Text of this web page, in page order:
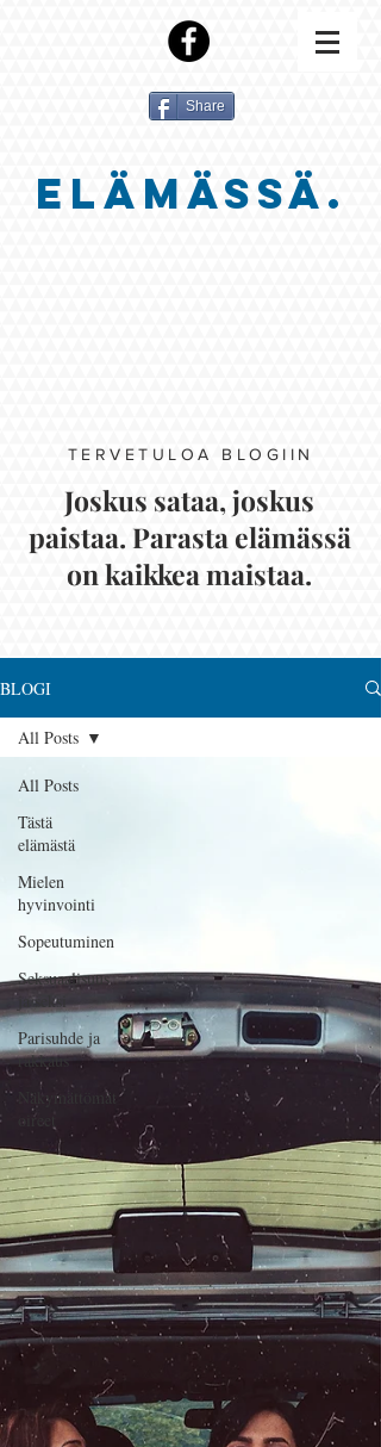
Share
ELÄMÄSSÄ.
TERVETULOA BLOGIIN
Joskus sataa, joskus
paistaa. Parasta elämässä
on kaikkea maistaa.
BLOGI
All Posts
Tästä
elämästä
Mielen
hyvinvointi
Sopeutuminen
Seksuaalisuus
ja seksi
Parisuhde ja
rakkaus
Näkymättömät
oireet
All Posts